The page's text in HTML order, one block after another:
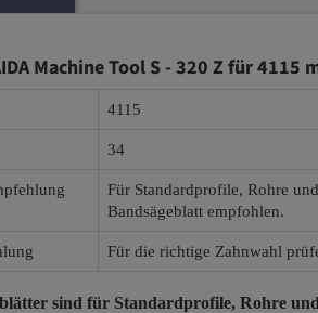
Machine Tool S - 320 Z für
4115
34
Für Standardprofile, Rohre
Bandsägeblatt empfohlen.
Für die richtige Zahnwahl
sind für Standardprofile, Rohre